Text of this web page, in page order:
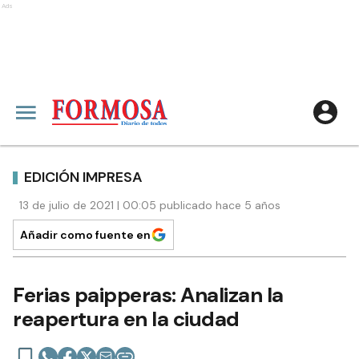
Ads
EDICIÓN IMPRESA
13 de julio de 2021 | 00:05 publicado hace 5 años
Añadir como fuente en
Ferias paipperas: Analizan la
reapertura en la ciudad